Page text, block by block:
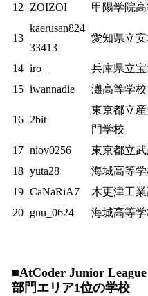
12
ZOIZOI 甲陽学院
13
kaerusan824
33413
愛知県立
14 iro_ 兵庫県立
15 iwannadie 灘高等学校
16 2bit
東京都立
門学校
17 niov0256 東京都立
18 yuta28 海城高等学
19 CaNaRiA7 木更津工
20 gnu_0624 海城高等学
■AtCoder Junior
部門エリア1位の学校